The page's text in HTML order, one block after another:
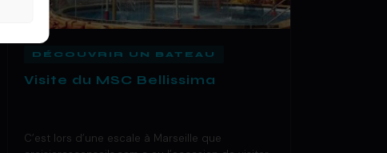
DÉCOUVRIR UN BATEAU
Visite du MSC Bellissima
C’est lors d’une escale à Marseille que